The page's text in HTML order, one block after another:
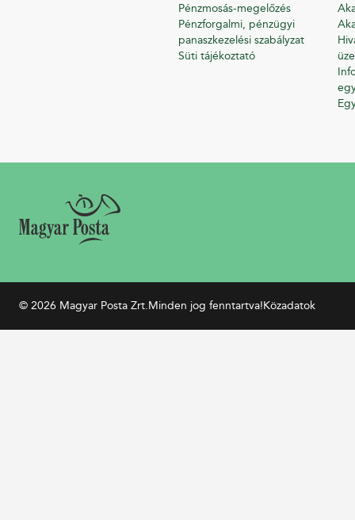
Pénzmosás-megelőzés
Pénzforgalmi, pénzügyi
panaszkezelési szabályzat
Süti tájékoztató
© 2026 Magyar Posta Zrt.Minden jog fenntartva!Közadatok